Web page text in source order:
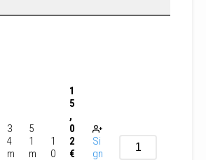
3
4
m
5
1
m
1
0
1
5
,
0
2
€
Si
gn